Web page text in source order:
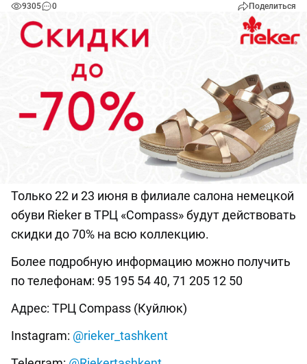
9305 0 Поделиться
Только 22 и 23 июня в филиале салона немецкой
обуви Rieker в ТРЦ «Compass» будут действовать
скидки до 70% на всю коллекцию.
Более подробную информацию можно получить
по телефонам: 95 195 54 40, 71 205 12 50
Адрес: ТРЦ Compass (Куйлюк)
Instagram: @rieker_tashkent